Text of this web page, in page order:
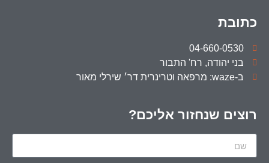
כתובת
04-660-0530
בני יהודה, רח' התבור
ב-waze: מרפאה וטרינרית דר׳ שירלי מאור
רוצים שנחזור אליכם?